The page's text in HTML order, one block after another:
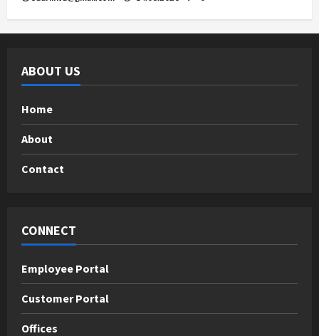
ABOUT US
Home
About
Contact
CONNECT
Employee Portal
Customer Portal
Offices